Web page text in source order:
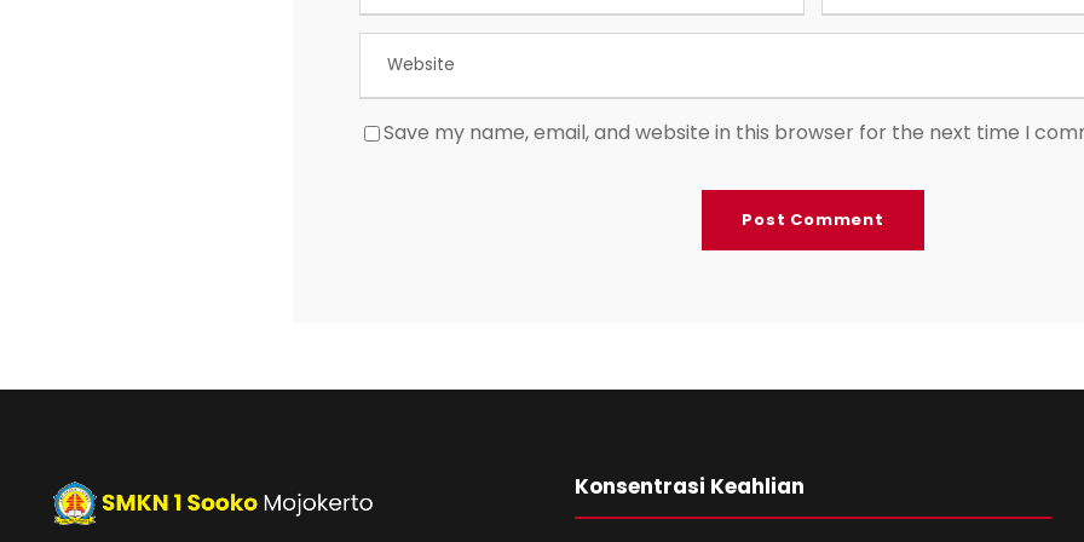
Save my name, email, and website in this browser for the next time I
Konsentrasi Keahlian